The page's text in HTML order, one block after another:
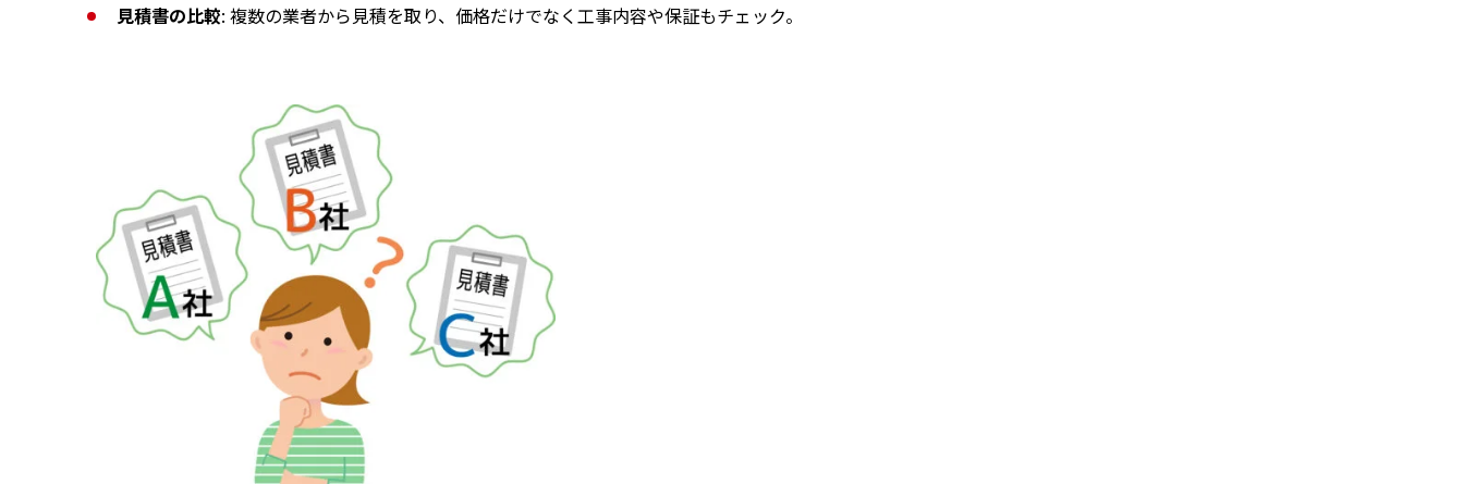
見積書の比較: 複数の業者から見積を取り、価格だけでなく工事内容や保証もチェック。